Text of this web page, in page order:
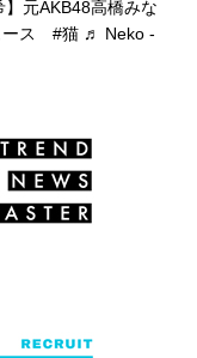
元AKB48高橋みな
ース #猫 ♬ Neko -